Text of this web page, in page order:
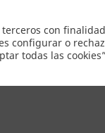
terceros con
configurar o
todas las
Ofertas